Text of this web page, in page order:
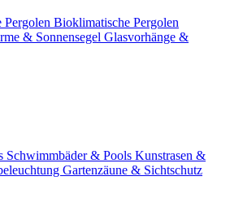
Pergolen Bioklimatische Pergolen
& Sonnensegel Glasvorhänge &
Schwimmbäder & Pools Kunstrasen &
Gartenzäune & Sichtschutz